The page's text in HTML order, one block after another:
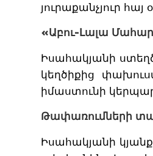
յուրաքանչյուր հայ
«Աբու-Լալա
Իսահակյանի
կեղծիքից
իմաստունի
Թափառումների
Իսահակյանի